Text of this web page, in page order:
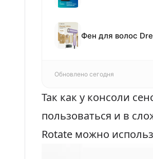
Обновлено сегодня
Так как у консоли
пользоваться и в
Rotate можно